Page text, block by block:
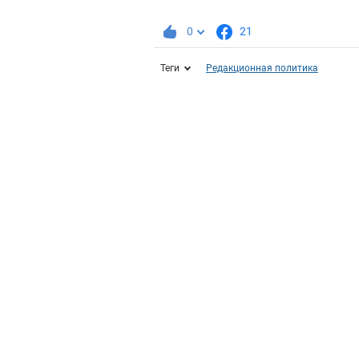
0 21
Теги Редакционная политика